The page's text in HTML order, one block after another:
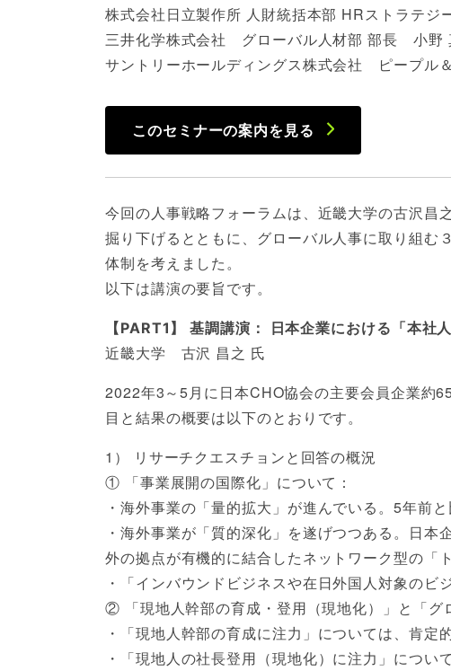
株式会社日立製作所 人財統括本部 HRストラテ
三井化学株式会社 グローバル人材部 部長 小野
サントリーホールディングス株式会社 ピープル
このセミナーの案内を見る
今回の人事戦略フォーラムは、近畿大学の古沢昌
掘り下げるとともに、グローバル人事に取り組む
体制を考えました。
以下は講演の要旨です。
【PART1】 基調講演： 日本企業における「本
近畿大学 古沢 昌之 氏
2022年3～5月に日本CHO協会の主要会員企業約
目と結果の概要は以下のとおりです。
1） リサーチクエスチョンと回答の概況
① 「事業展開の国際化」について：
・海外事業の「量的拡大」が進んでいる。5年前
・海外事業が「質的深化」を遂げつつある。日
外の拠点が有機的に結合したネットワーク型の「
・「インバウンドビジネスや在日外国人対象のビ
② 「現地人幹部の育成・登用（現地化）」と「グ
・「現地人幹部の育成に注力」については、肯定
・「現地人の社長登用（現地化）に注力」につい